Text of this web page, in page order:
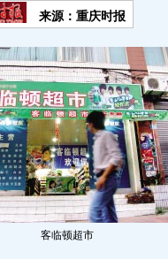
来源：重庆时报
客临顿超市